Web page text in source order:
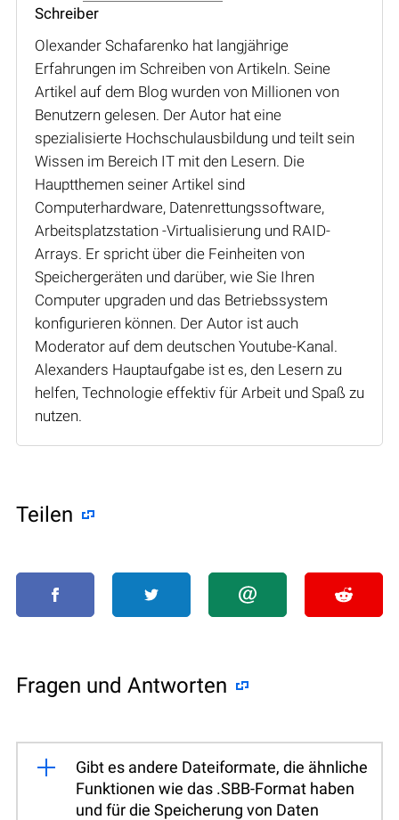
Schreiber
Olexander Schafarenko hat langjährige
Erfahrungen im Schreiben von Artikeln. Seine
Artikel auf dem Blog wurden von Millionen von
Benutzern gelesen. Der Autor hat eine
spezialisierte Hochschulausbildung und teilt sein
Wissen im Bereich IT mit den Lesern. Die
Hauptthemen seiner Artikel sind
Computerhardware, Datenrettungssoftware,
Arbeitsplatzstation -Virtualisierung und RAID-
Arrays. Er spricht über die Feinheiten von
Speichergeräten und darüber, wie Sie Ihren
Computer upgraden und das Betriebssystem
konfigurieren können. Der Autor ist auch
Moderator auf dem deutschen Youtube-Kanal.
Alexanders Hauptaufgabe ist es, den Lesern zu
helfen, Technologie effektiv für Arbeit und Spaß zu
nutzen.
Teilen
Fragen und Antworten
Gibt es andere Dateiformate, die ähnliche
Funktionen wie das .SBB-Format haben
und für die Speicherung von Daten